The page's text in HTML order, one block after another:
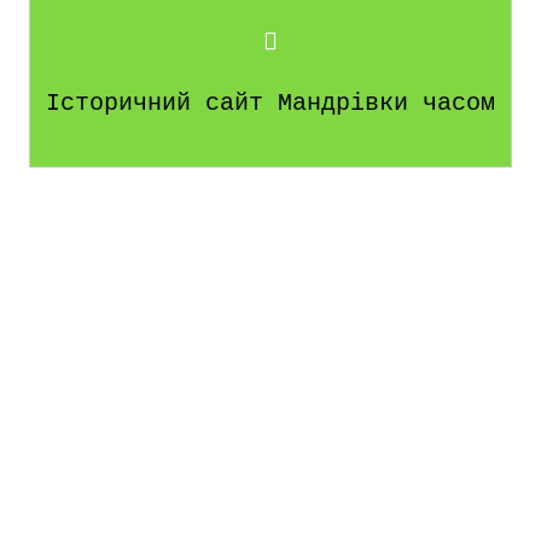
Історичний сайт Мандрівки часом